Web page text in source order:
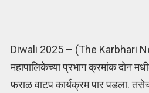
Diwali 2025 – (The Karbhari
महापालिकेच्या प्रभाग क्रमांक दोन
फराळ वाटप कार्यक्रम पार पडला.